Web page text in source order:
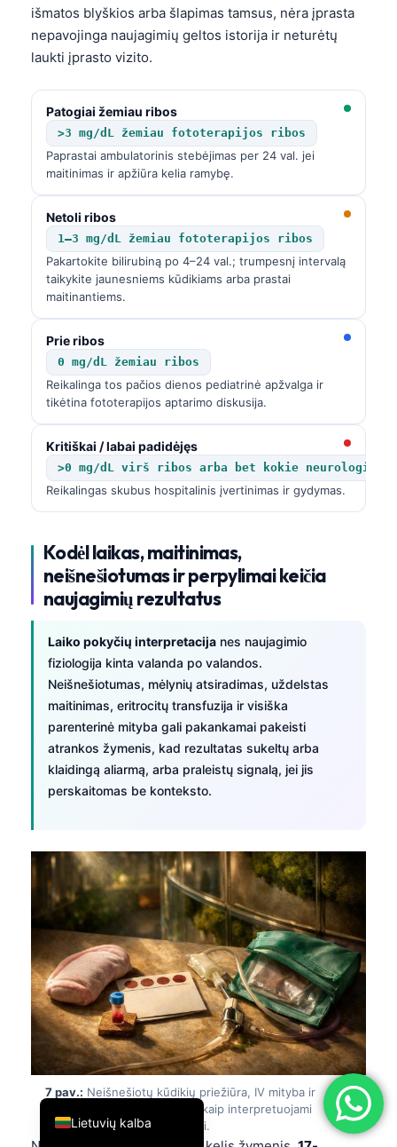
išmatos blyškios arba šlapimas tamsus, nėra įprasta
nepavojinga naujagimių geltos istorija ir neturėtų
laukti įprasto vizito.
Patogiai žemiau ribos
>3 mg/dL žemiau fototerapijos ribos
Paprastai ambulatorinis stebėjimas per 24 val. jei
maitinimas ir apžiūra kelia ramybę.
Netoli ribos
1–3 mg/dL žemiau fototerapijos ribos
Pakartokite bilirubiną po 4–24 val.; trumpesnį intervalą
taikykite jaunesniems kūdikiams arba prastai
maitinantiems.
Prie ribos
0 mg/dL žemiau ribos
Reikalinga tos pačios dienos pediatrinė apžvalga ir
tikėtina fototerapijos aptarimo diskusija.
Kritiškai / labai padidėjęs
>0 mg/dL virš ribos arba bet kokie
Reikalingas skubus hospitalinis įvertinimas ir gydymas.
Kodėl laikas, maitinimas,
neišnešiotumas ir perpylimai keičia
naujagimių rezultatus
Laiko pokyčių interpretacija nes naujagimio
fiziologija kinta valanda po valandos.
Neišnešiotumas, mėlynių atsiradimas, uždelstas
maitinimas, eritrocitų transfuzija ir visiška
parenterinė mityba gali pakankamai pakeisti
atrankos žymenis, kad rezultatas sukeltų arba
klaidingą aliarmą, arba praleistų signalą, jei jis
perskaitomas be konteksto.
7 pav.: Neišnešiotų kūdikių priežiūra, IV mityba ir
transfuzijos gali pakeisti tai, kaip interpretuojami
naujagimių patikros rezultatai.
Lietuvių kalba
English
Deutsch
العربية
Français
עִבְרִית
Italiano
Español
Português
Ελληνικά
Română
简体中文
فارسی
Български
Dansk
Nederlands
Bahasa Indonesia
Հայերեն
Svenska
Bosanski
Eesti
日本語
ქართული
Русский
Polski
한국어
Slovenščina
Magyar
Shqip
اردو
मराठी
తెలుగు